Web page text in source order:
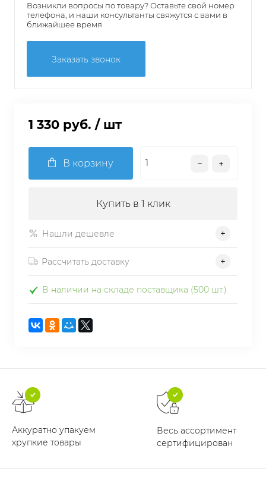
Возникли вопросы по товару? Оставьте свой номер
телефона, и наши консультанты свяжутся с вами в
ближайшее время
Заказать звонок
1 330 руб. / шт
В корзину
Купить в 1 клик
Нашли дешевле
Рассчитать доставку
В наличии на складе поставщика (500 шт.)
Аккуратно упакуем
хрупкие товары
Весь ассортимент
сертифицирован